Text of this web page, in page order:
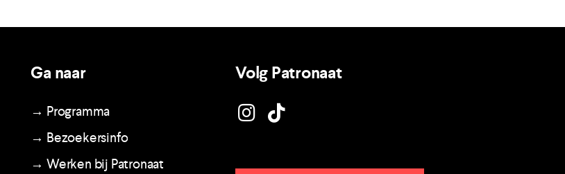
Ga naar
→ Programma
→ Bezoekersinfo
→ Werken bij Patronaat
Volg Patronaat